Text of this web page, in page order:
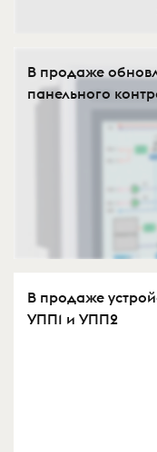
В продаже
панельного
В продаже
УПП1 и УПП2